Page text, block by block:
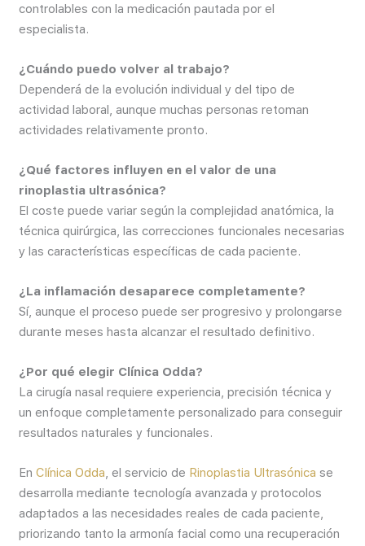
controlables con la medicación pautada por el
especialista.
¿Cuándo puedo volver al trabajo?
Dependerá de la evolución individual y del tipo de
actividad laboral, aunque muchas personas retoman
actividades relativamente pronto.
¿Qué factores influyen en el valor de una
rinoplastia ultrasónica?
El coste puede variar según la complejidad anatómica, la
técnica quirúrgica, las correcciones funcionales necesarias
y las características específicas de cada paciente.
¿La inflamación desaparece completamente?
Sí, aunque el proceso puede ser progresivo y prolongarse
durante meses hasta alcanzar el resultado definitivo.
¿Por qué elegir Clínica Odda?
La cirugía nasal requiere experiencia, precisión técnica y
un enfoque completamente personalizado para conseguir
resultados naturales y funcionales.
EnClínica Odda, el servicio de Rinoplastia Ultrasónica se
desarrolla mediante tecnología avanzada y protocolos
adaptados a las necesidades reales de cada paciente,
priorizando tanto la armonía facial como una recuperación